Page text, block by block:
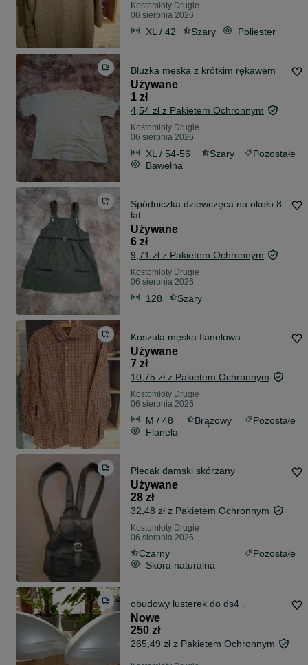
Kostomłoty Drugie
06 sierpnia 2026
XL / 42 Szary Poliester
Bluzka męska z krótkim rękawem
Używane
1 zł
4,54 zł z Pakietem Ochronnym
Kostomłoty Drugie
06 sierpnia 2026
XL / 54-56 Szary
Pozostałe
Bawełna
Spódniczka dziewczęca na około 8
lat
Używane
6 zł
9,71 zł z Pakietem Ochronnym
Kostomłoty Drugie
06 sierpnia 2026
128 Szary
Koszula męska flanelowa
Używane
7 zł
10,75 zł z Pakietem Ochronnym
Kostomłoty Drugie
06 sierpnia 2026
M / 48 Brązowy
Pozostałe
Flanela
Plecak damski skórzany
Używane
28 zł
32,48 zł z Pakietem Ochronnym
Kostomłoty Drugie
06 sierpnia 2026
Czarny
Pozostałe
Skóra naturalna
obudowy lusterek do ds4 .
Nowe
250 zł
265,49 zł z Pakietem Ochronnym